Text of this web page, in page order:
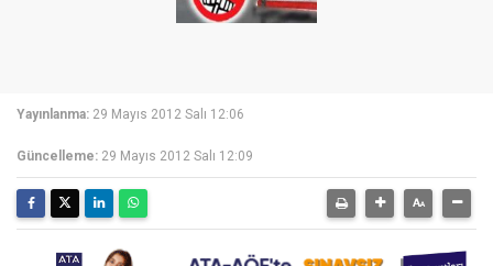
Yayınlanma: 29 Mayıs 2012 Salı 12:06
Güncelleme: 29 Mayıs 2012 Salı 12:09